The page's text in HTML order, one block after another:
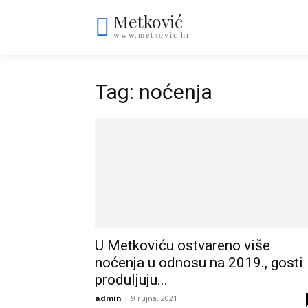
Metković
www.metkovic.hr
Tag: noćenja
U Metkoviću ostvareno više
noćenja u odnosu na 2019., gosti
produljuju...
admin - 9 rujna, 2021